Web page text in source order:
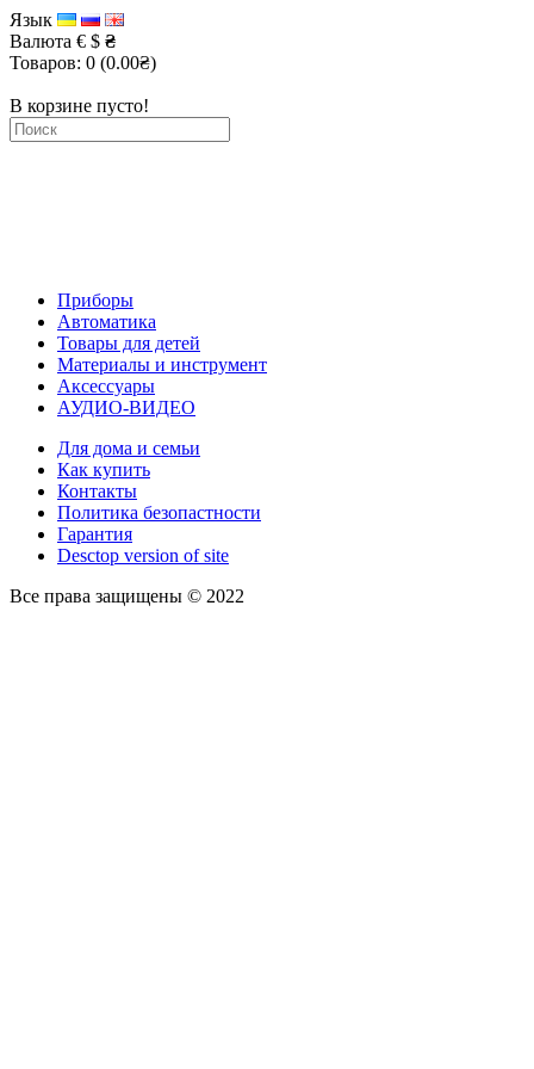
Язык
Валюта € $ ₴
Товаров: 0 (0.00₴)
В корзине пусто!
Приборы
Автоматика
Товары для детей
Материалы и инструмент
Аксессуары
АУДИО-ВИДЕО
Для дома и семьи
Как купить
Контакты
Политика безопастности
Гарантия
Desctop version of site
Все права защищены © 2022